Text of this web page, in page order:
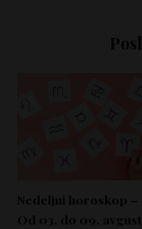
Nedeljni horoskop –
Od 03. do 09.